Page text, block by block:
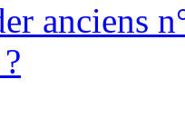
anciens